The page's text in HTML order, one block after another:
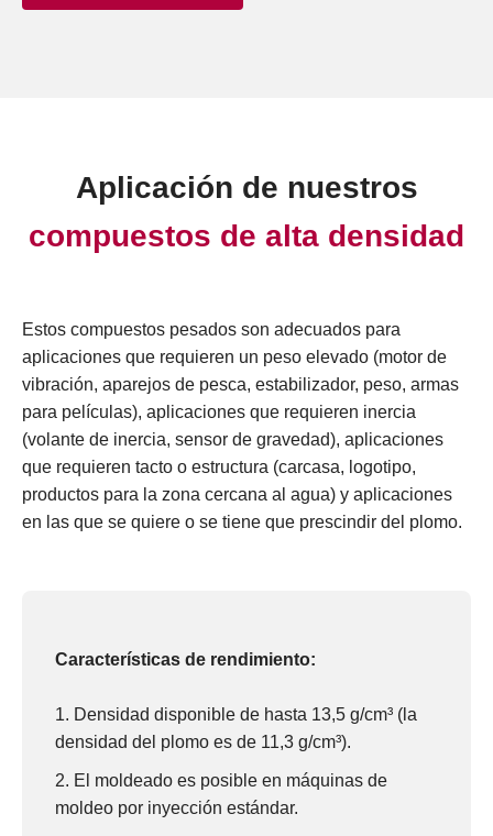
Aplicación de nuestros
compuestos de alta densidad
Estos compuestos pesados son adecuados para
aplicaciones que requieren un peso elevado (motor de
vibración, aparejos de pesca, estabilizador, peso, armas
para películas), aplicaciones que requieren inercia
(volante de inercia, sensor de gravedad), aplicaciones
que requieren tacto o estructura (carcasa, logotipo,
productos para la zona cercana al agua) y aplicaciones
en las que se quiere o se tiene que prescindir del plomo.
Características de rendimiento:
Densidad disponible de hasta 13,5 g/cm³ (la
densidad del plomo es de 11,3 g/cm³).
El moldeado es posible en máquinas de
moldeo por inyección estándar.